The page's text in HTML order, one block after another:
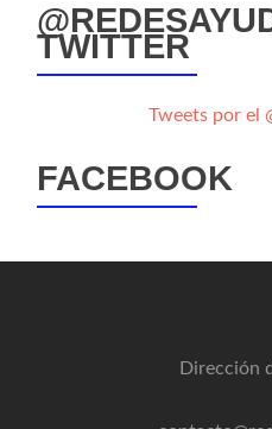
TWITTER
Tweets por el
FACEBOOK
Dirección